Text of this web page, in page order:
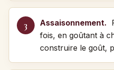
Assaisonnement.
fois, en goûtant à
construire le goût,